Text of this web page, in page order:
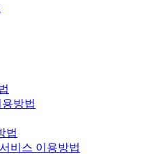
방법
법
비스 이용방법